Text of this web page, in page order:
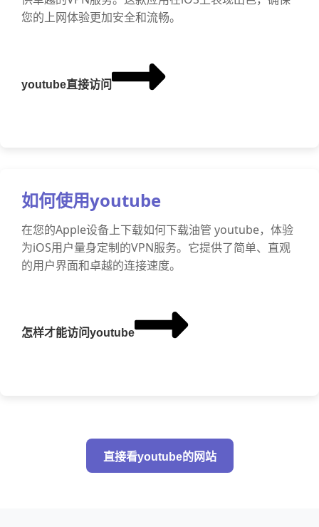
您的上网体验更加安全和流畅。
youtube直接访问
如何使用youtube
在您的Apple设备上下载如何下载油管 youtube，体验
为iOS用户量身定制的VPN服务。它提供了简单、直观
的用户界面和卓越的连接速度。
怎样才能访问youtube
直接看youtube的网站